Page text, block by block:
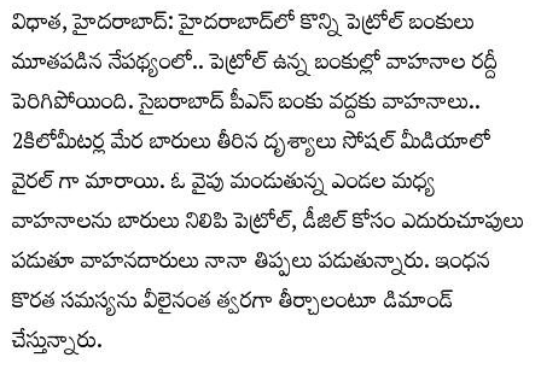
విధాత, హైదరాబాద్: హైదరాబాద్‌లో కొన్ని పెట్రోల్ బంకులు
మూతపడిన నేపథ్యంలో.. పెట్రోల్ ఉన్న బంకుల్లో వాహనాల రద్దీ
పెరిగిపోయింది. సైబరాబాద్ పీఎస్ బంకు వద్దకు వాహనాలు..
2కిలోమీటర్ల మేర బారులు తీరిన దృశ్యాలు సోషల్ మీడియాలో
వైరల్ గా మారాయి. ఓ వైపు మండుతున్న ఎండల మధ్య
వాహనాలను బారులు నిలిపి పెట్రోల్, డీజిల్ కోసం ఎదురుచూపులు
పడుతూ వాహనదారులు నానా తిప్పలు పడుతున్నారు. ఇంధన
కొరత సమస్యను వీలైనంత త్వరగా తీర్చాలంటూ డిమాండ్
చేస్తున్నారు.